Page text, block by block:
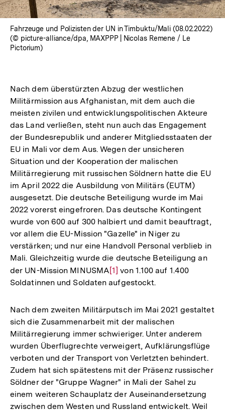
Fahrzeuge und Polizisten der UN in Timbuktu/Mali (08.02.2022)
(© picture-alliance/dpa, MAXPPP | Nicolas Remene / Le
Pictorium)
Nach dem überstürzten Abzug der westlichen
Militärmission aus Afghanistan, mit dem auch die
meisten zivilen und entwicklungspolitischen Akteure
das Land verließen, steht nun auch das Engagement
der Bundesrepublik und anderer Mitgliedsstaaten der
EU in Mali vor dem Aus. Wegen der unsicheren
Situation und der Kooperation der malischen
Militärregierung mit russischen Söldnern hatte die EU
im April 2022 die Ausbildung von Militärs (EUTM)
ausgesetzt. Die deutsche Beteiligung wurde im Mai
2022 vorerst eingefroren. Das deutsche Kontingent
wurde von 600 auf 300 halbiert und damit beauftragt,
vor allem die EU-Mission "Gazelle" in Niger zu
verstärken; und nur eine Handvoll Personal verblieb in
Mali. Gleichzeitig wurde die deutsche Beteiligung an
der UN-Mission MINUSMAZur
Auflösung
Fußnote
[1] von 1.100 auf 1.400
Soldatinnen und Soldaten aufgestockt.
Nach dem zweiten Militärputsch im Mai 2021 gestaltet
sich die Zusammenarbeit mit der malischen
Militärregierung immer schwieriger. Unter anderem
wurden Überflugrechte verweigert, Aufklärungsflüge
verboten und der Transport von Verletzten behindert.
Zudem hat sich spätestens mit der Präsenz russischer
Söldner der "Gruppe Wagner" in Mali der Sahel zu
einem weiteren Schauplatz der Auseinandersetzung
zwischen dem Westen und Russland entwickelt. Weil